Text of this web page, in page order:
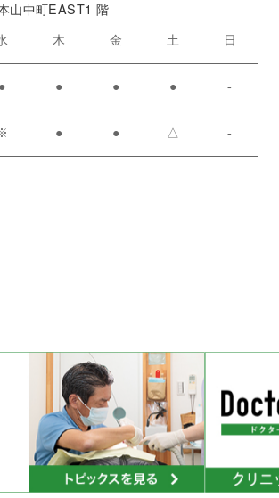
山中町EAST1 階
木 金 土 日
● ● ● ● -
● ● △ -